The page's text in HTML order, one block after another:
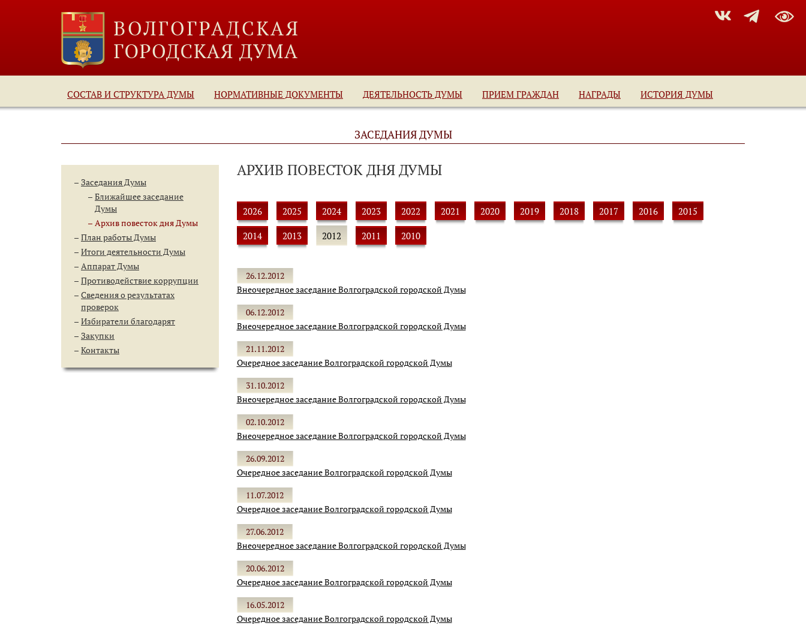
СОСТАВ И СТРУКТУРА ДУМЫ НОРМАТИВНЫЕ ДОКУМЕНТЫ ДЕЯТЕЛЬНОСТЬ ДУМЫ ПРИЕМ ГРАЖДАН НАГРАДЫ ИСТОРИЯ ДУМЫ
ЗАСЕДАНИЯ ДУМЫ
Заседания Думы
Ближайшее заседание
Думы
Архив повесток дня Думы
План работы Думы
Итоги деятельности Думы
Аппарат Думы
Противодействие коррупции
Сведения о результатах
проверок
Избиратели благодарят
Закупки
Контакты
АРХИВ ПОВЕСТОК ДНЯ ДУМЫ
2026 2025 2024 2023 2022 2021 2020 2019 2018 2017 2016 2015
2014 2013 2012 2011 2010
26.12.2012
Внеочередное заседание Волгоградской городской Думы
06.12.2012
Внеочередное заседание Волгоградской городской Думы
21.11.2012
Очередное заседание Волгоградской городской Думы
31.10.2012
Внеочередное заседание Волгоградской городской Думы
02.10.2012
Внеочередное заседание Волгоградской городской Думы
26.09.2012
Очередное заседание Волгоградской городской Думы
11.07.2012
Очередное заседание Волгоградской городской Думы
27.06.2012
Внеочередное заседание Волгоградской городской Думы
20.06.2012
Очередное заседание Волгоградской городской Думы
16.05.2012
Очередное заседание Волгоградской городской Думы